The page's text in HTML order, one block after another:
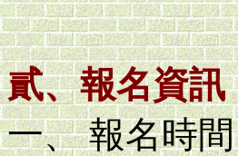
貳、報名資訊
一、 報名時